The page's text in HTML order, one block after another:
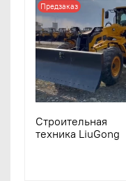
Предзаказ
Строительная
техника LiuGong